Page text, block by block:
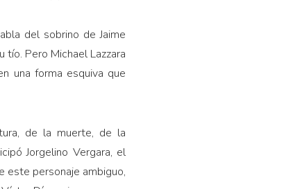
del sobrino de Jaime
Pero Michael Lazzara
una forma esquiva que
de la muerte, de la
Jorgelino Vergara, el
este personaje ambiguo,